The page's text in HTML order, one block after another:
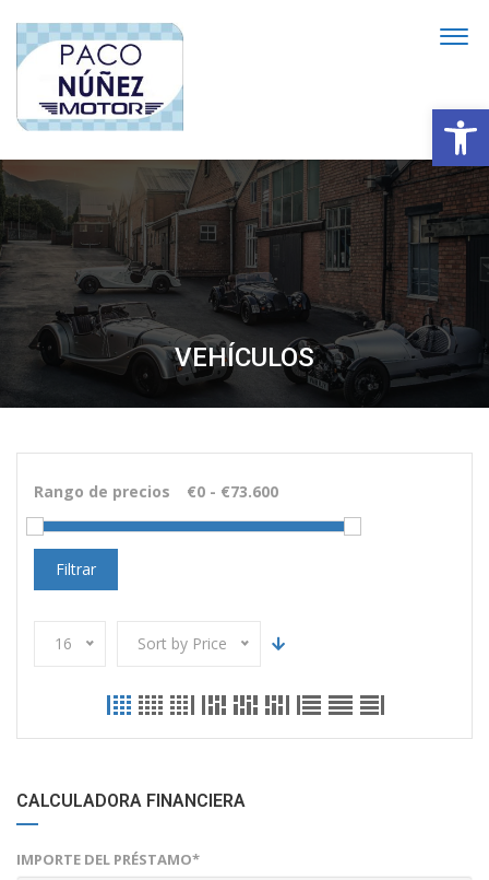
VEHÍCULOS
Rango de precios
Filtrar
16 Sort by Price
CALCULADORA FINANCIERA
IMPORTE DEL PRÉSTAMO*